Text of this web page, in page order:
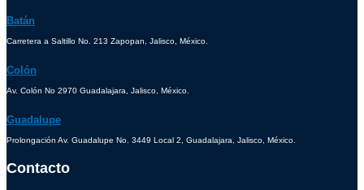
Batán
Carretera a Saltillo No. 213 Zapopan, Jalisco, México.
Colón
Av. Colón No 2970 Guadalajara, Jalisco, México.
Guadalupe
Prolongación Av. Guadalupe No. 3449 Local 2, Guadalajara, Jalisco, México.
Contacto